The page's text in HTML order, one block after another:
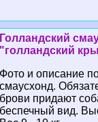
Голландский
"голландский
Фото и описание
смаусхонд.
брови придают
беспечный вид.